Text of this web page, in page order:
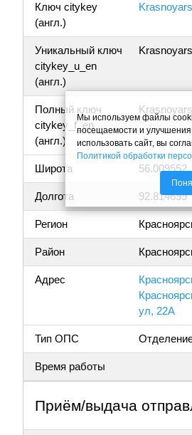
Ключ citykey
(англ.)
Уникальный ключ
citykey_u_en
(англ.)
Полный ключ
citykey_f_en
(англ.)
Широта 56.009552
Долгота 92.814699
Регион
Район
Адрес
ул, 22А
Тип ОПС
Время работы
Приём/выдача
Мы используем файлы
посещаемости и
использовать сайт, вы
Политикой обработки